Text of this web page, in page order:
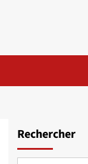
Rechercher